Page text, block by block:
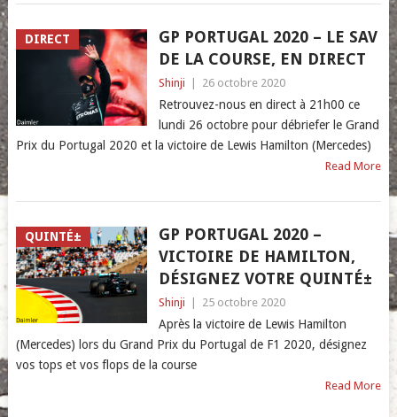
DIRECT
GP PORTUGAL 2020 – LE SAV
DE LA COURSE, EN DIRECT
Shinji 26 octobre 2020
Retrouvez-nous en direct à 21h00 ce
lundi 26 octobre pour débriefer le Grand
Prix du Portugal 2020 et la victoire de Lewis Hamilton (Mercedes)
Read More
QUINTÉ±
GP PORTUGAL 2020 –
VICTOIRE DE HAMILTON,
DÉSIGNEZ VOTRE QUINTÉ±
Shinji 25 octobre 2020
Après la victoire de Lewis Hamilton
(Mercedes) lors du Grand Prix du Portugal de F1 2020, désignez
vos tops et vos flops de la course
Read More